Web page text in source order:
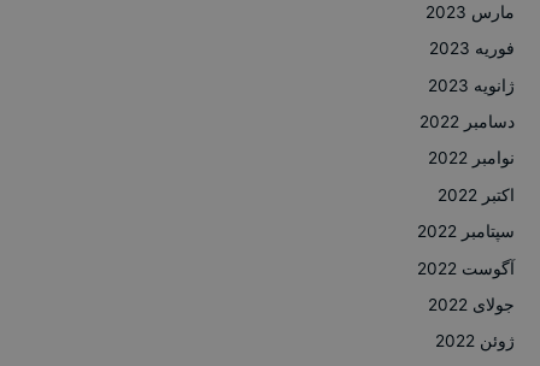
مارس 2023
فوریه 2023
ژانویه 2023
دسامبر 2022
نوامبر 2022
اکتبر 2022
سپتامبر 2022
آگوست 2022
جولای 2022
ژوئن 2022